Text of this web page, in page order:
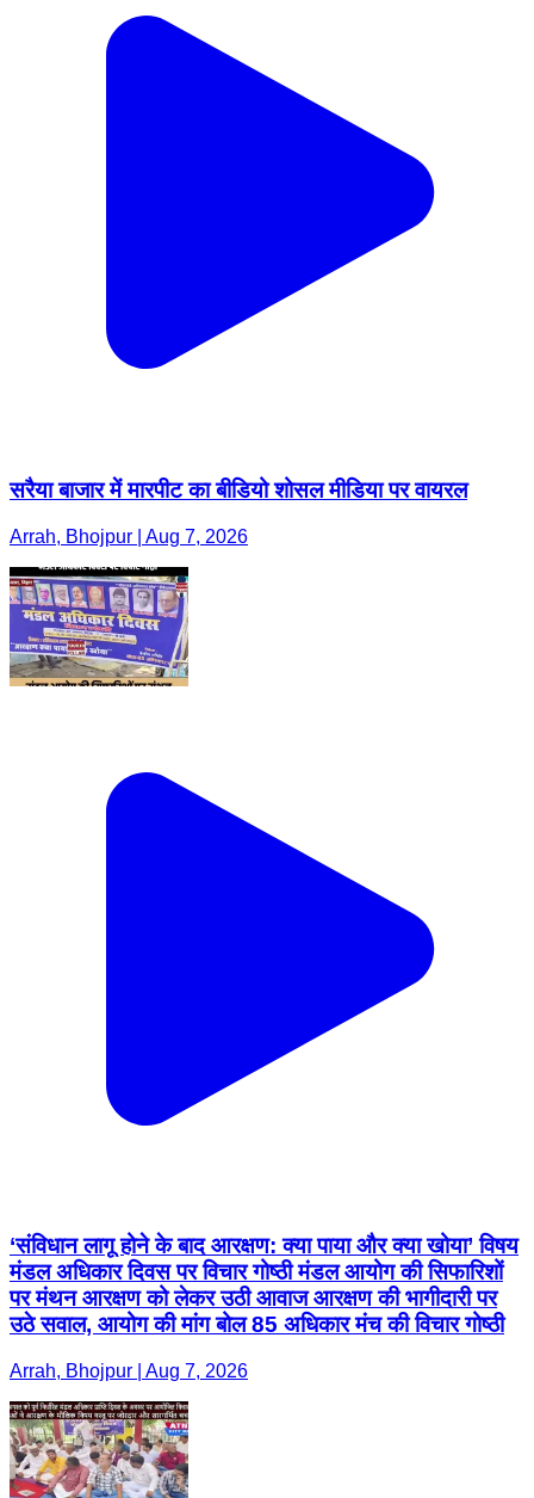
सरैया बाजार में मारपीट का बीडियो शोसल मीडिया पर वायरल
Arrah, Bhojpur | Aug 7, 2026
‘संविधान लागू होने के बाद आरक्षण: क्या पाया और क्या खोया’ विषय
मंडल अधिकार दिवस पर विचार गोष्ठी मंडल आयोग की सिफारिशों
पर मंथन आरक्षण को लेकर उठी आवाज आरक्षण की भागीदारी पर
उठे सवाल, आयोग की मांग बोल 85 अधिकार मंच की विचार गोष्ठी
Arrah, Bhojpur | Aug 7, 2026